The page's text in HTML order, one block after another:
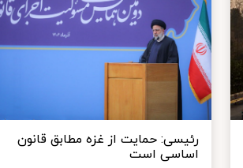
رئیسی: حمایت از غزه مطابق قانون
اساسی است